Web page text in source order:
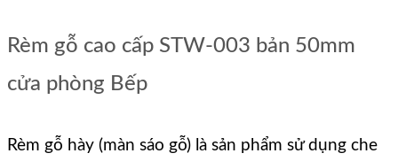
Rèm gỗ cao cấp STW-003 bản 50mm
cửa phòng Bếp
Rèm gỗ hày (màn sáo gỗ) là sản phẩm sử dụng che